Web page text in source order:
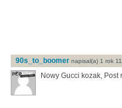
90s_to_boomer napisal(a) 1 rok
Nowy Gucci kozak,